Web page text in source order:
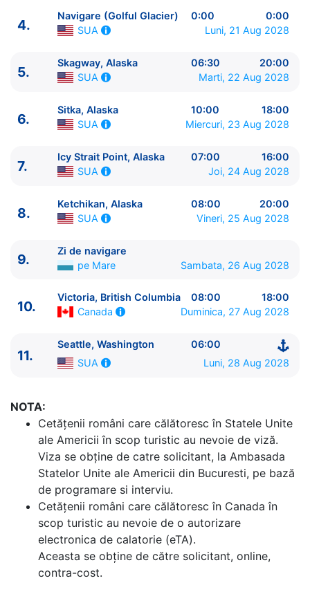
ITINERARIU
----------------------------------------
1.
Seattle, Washington
⚓ - 16:00
3.
Juneau, Alaska SUA
13:30 - 22:00
Navigare (Golful Glacier)
0:00 - 0:00
6.
Sitka, Alaska SUA
Icy Strait Point, Alaska
07:00 - 16:00
Ketchikan, Alaska SUA
08:00 - 20:00
9. Zi de navigare pe Mare
0:00 - 0:00
Seattle, Washington SUA 06:00 - ⚓
4.
Navigare (Golful Glacier) 0:00
0:00
SUA
Luni, 21 Aug 2028
5.
Skagway, Alaska 06:30
20:00
SUA
Marti, 22 Aug 2028
6.
Sitka, Alaska 10:00
18:00
SUA
Miercuri, 23 Aug 2028
7.
Icy Strait Point, Alaska 07:00
16:00
SUA
Joi, 24 Aug 2028
8.
Ketchikan, Alaska 08:00
20:00
SUA
Vineri, 25 Aug 2028
9.
Zi de navigare
pe Mare
Sambata, 26 Aug 2028
10.
Victoria, British Columbia 08:00
18:00
Canada
Duminica, 27 Aug 2028
11.
Seattle, Washington
06:00
SUA
Luni, 28 Aug 2028
NOTA:
Cetăţenii români care călătoresc în Statele Unite
ale Americii în scop turistic au nevoie de viză.
Viza se obține de catre solicitant, la Ambasada
Statelor Unite ale Americii din Bucuresti, pe bază
de programare si interviu.
Cetăţenii români care călătoresc în Canada în
scop turistic au nevoie de o autorizare
electronica de calatorie (eTA).
Aceasta se obține de către solicitant, online,
contra-cost.